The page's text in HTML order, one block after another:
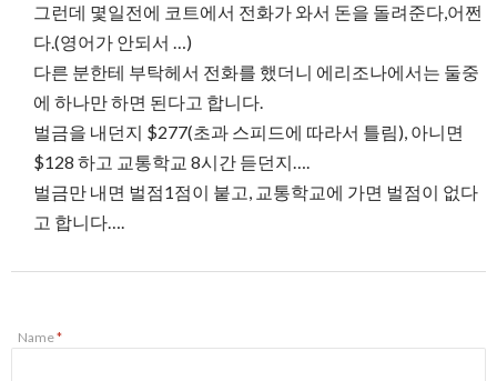
그런데 몇일전에 코트에서 전화가 와서 돈을 돌려준다,어쩐
다.(영어가 안되서 …)
다른 분한테 부탁헤서 전화를 했더니 에리조나에서는 둘중
에 하나만 하면 된다고 합니다.
벌금을 내던지 $277(초과 스피드에 따라서 틀림), 아니면
$128 하고 교통학교 8시간 듣던지….
벌금만 내면 벌점1점이 붙고, 교통학교에 가면 벌점이 없다
고 합니다….
Name*